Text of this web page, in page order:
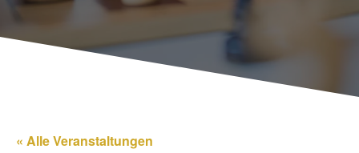
« Alle Veranstaltungen